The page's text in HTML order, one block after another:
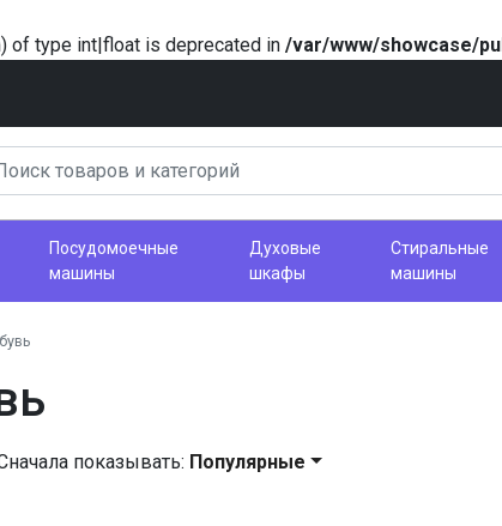
of type int|float is deprecated in /var/www/showcase/
Посудомоечные
машины
Духовые
шкафы
Стиральные
машины
показывать: Популярные